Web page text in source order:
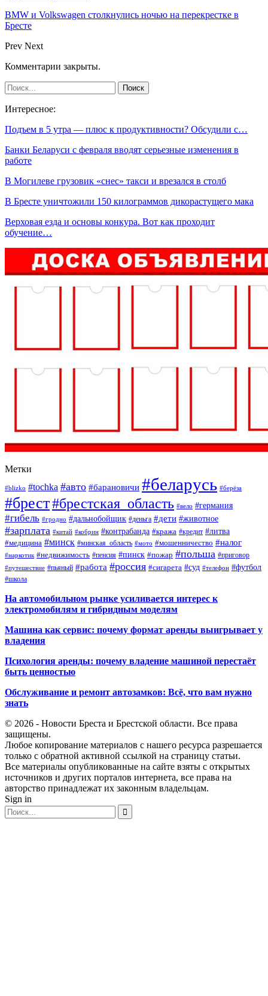
BMW и Volkswagen столкнулись ночью на перекрестке в
Бресте
Prev Next
Комментарии закрыты.
Интересное:
Подъем в 5 утра — плюс к продуктивности? Обсудили с…
Банки Беларуси с февраля вводят серьезные изменения в
работе
В Могилеве грузовик «снес» такси и врезался в столб
В Бресте уничтожили 150 килограммов дикорастущего мака
Верховая езда и основы конкура. Вот как проходит
обучение…
Метки
#blizko #tochka #авто #барановичи #беларусь #берёза
#брест#брестская_область #вело #германия
#гибель #гродно #дальнобойщик #деньга #дети #животное
#зарплата #китай #кобрин #контрабанда #кража #кредит #литва
#медицина #минск #минская_область #мото #мошенничество #налог
#наркотик #недвижимость #пенсия #пинск #пожар #польша #приговор
#путешествие #пьяный #работа #россия #сигарета #суд #телефон #футбол
#школа
На автомобильном рынке усиливается интерес к
электромобилям и гибридным моделям
Машина как сервис: почему формат аренды выигрывает у
владения
Психология аренды: почему владение машиной перестаёт
быть ценностью
Обслуживание и ремонт автозамков: Всё, что вам нужно
знать
© 2026 - Новости Бреста и Брестской области. Все права
защищены.
Любое копирование материалов с нашего ресурса разрешается
только с обратной активной ссылкой на страницу статьи.
Все материалы опубликованные на сайте взяты с открытых
источников и других порталов интернета, все права на
авторство принадлежат их законным владельцам.
Sign in